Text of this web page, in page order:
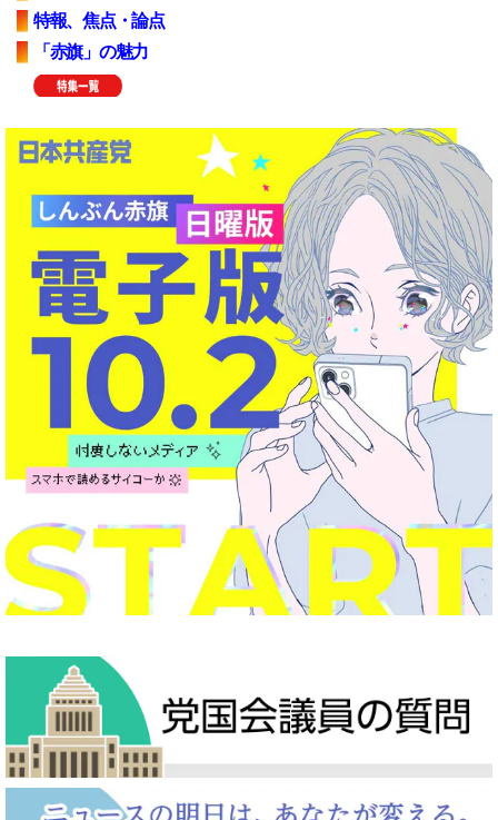
特報、焦点・論点
「赤旗」の魅力